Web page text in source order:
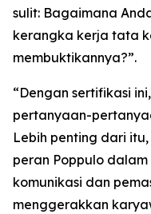
sulit: Bagaimana
kerangka kerja tata
membuktikannya?”.
“Dengan sertifikasi
pertanyaan-
Lebih penting dari
peran Poppulo
komunikasi dan
menggerakkan